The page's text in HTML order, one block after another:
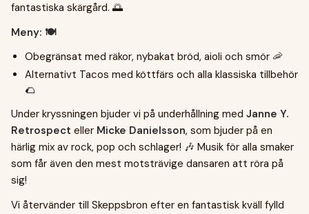
fantastiska skärgård. 🌅
Meny: 🍽️
Obegränsat med räkor, nybakat bröd, aioli och smör 🦐
Alternativt Tacos med köttfärs och alla klassiska tillbehör
🌮
Under kryssningen bjuder vi på underhållning med Janne Y.
Retrospect eller Micke Danielsson, som bjuder på en
härlig mix av rock, pop och schlager! 🎶 Musik för alla smaker
som får även den mest motsträvige dansaren att röra på
sig!
Vi återvänder till Skeppsbron efter en fantastisk kväll fylld